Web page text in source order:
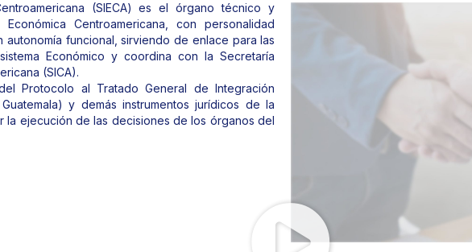
(SIECA) es el órgano técnico y
Centroamericana, con personalidad
funcional, sirviendo de enlace para las
Económico y coordina con la Secretaría
(SICA).
Protocolo al Tratado General de Integración
y demás instrumentos jurídicos de la
la ejecución de las decisiones de los órganos del